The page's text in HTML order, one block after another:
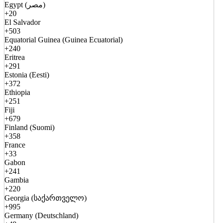
Egypt (مصر)
+20
El Salvador
+503
Equatorial Guinea (Guinea Ecuatorial)
+240
Eritrea
+291
Estonia (Eesti)
+372
Ethiopia
+251
Fiji
+679
Finland (Suomi)
+358
France
+33
Gabon
+241
Gambia
+220
Georgia (საქართველო)
+995
Germany (Deutschland)